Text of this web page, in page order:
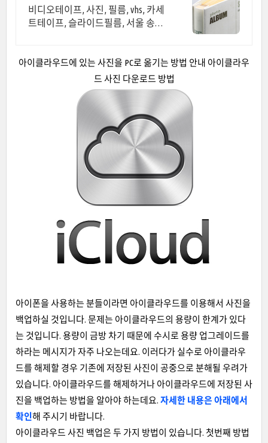
내최대 디지털변환
비디오테이프, 사진, 필름, vhs, 카세
트테이프, 슬라이드필름, 서울 송파
합니다
아이클라우드에 있는 사진을 PC로 옮기는 방법 안내 아이클라우
드 사진 다운로드 방법
아이폰을 사용하는 분들이라면 아이클라우드를 이용해서 사진을
백업하실 것입니다. 문제는 아이클라우드의 용량이 한계가 있다
는 것입니다. 용량이 금방 차기 때문에 수시로 용량 업그레이드를
하라는 메시지가 자주 나오는데요. 이러다가 실수로 아이클라우
드를 해제할 경우 기존에 저장된 사진이 공중으로 분해될 우려가
있습니다. 아이클라우드를 해제하거나 아이클라우드에 저장된 사
진을 백업하는 방법을 알아야 하는데요. 자세한 내용은 아래에서
확인해 주시기 바랍니다.
아이클라우드 사진 백업은 두 가지 방법이 있습니다. 첫번째 방법